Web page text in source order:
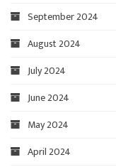
September 2024
August 2024
July 2024
June 2024
May 2024
April 2024